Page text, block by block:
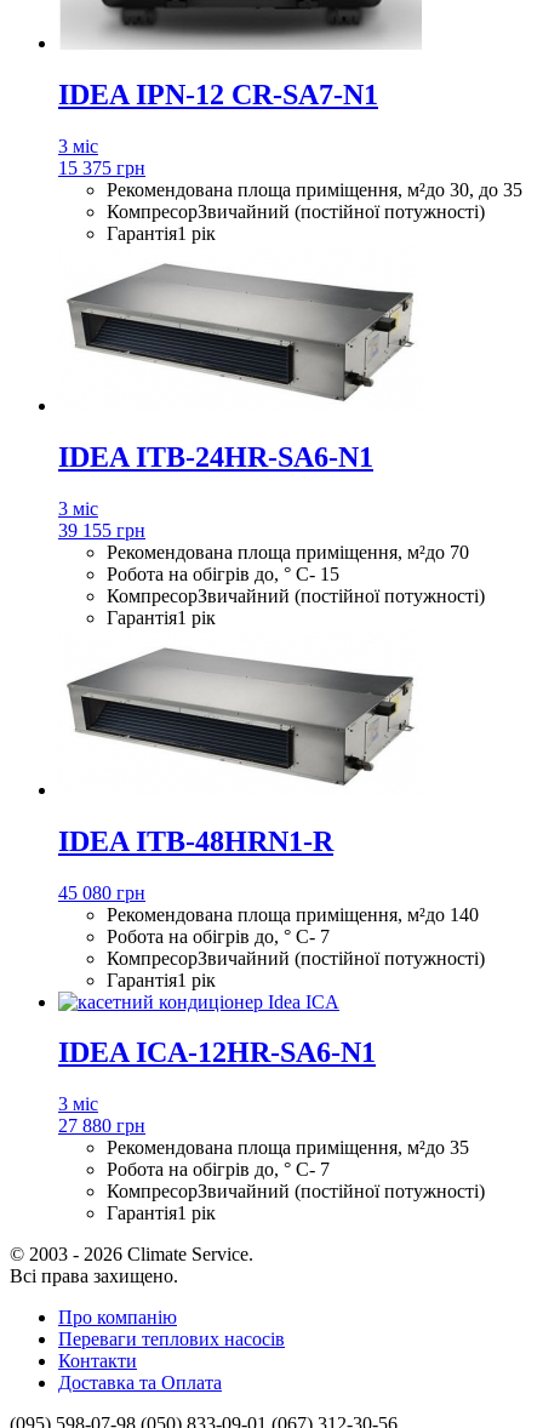
IDEA IPN-12 CR-SA7-N1
3 міс
15 375 грн
Рекомендована площа приміщення, м²до 30, до 35
КомпресорЗвичайний (постійної потужності)
Гарантія1 рік
IDEA ITB-24HR-SA6-N1
3 міс
39 155 грн
Рекомендована площа приміщення, м²до 70
Робота на обігрів до, ° С- 15
КомпресорЗвичайний (постійної потужності)
Гарантія1 рік
IDEA ITB-48HRN1-R
45 080 грн
Рекомендована площа приміщення, м²до 140
Робота на обігрів до, ° С- 7
КомпресорЗвичайний (постійної потужності)
Гарантія1 рік
IDEA ICA-12HR-SA6-N1
3 міс
27 880 грн
Рекомендована площа приміщення, м²до 35
Робота на обігрів до, ° С- 7
КомпресорЗвичайний (постійної потужності)
Гарантія1 рік
© 2003 - 2026 Climate Service.
Всі права захищено.
Про компанію
Переваги теплових насосів
Контакти
Доставка та Оплата